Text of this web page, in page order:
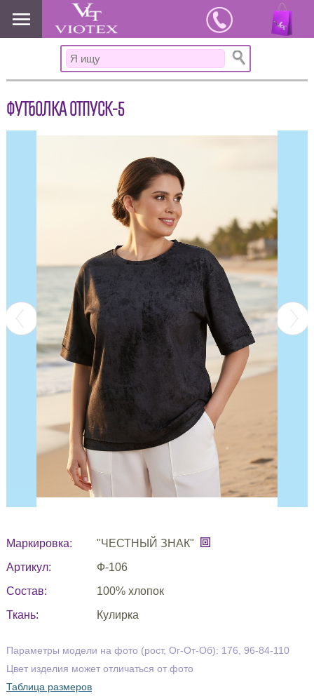
www.viotex37.ru
ФУТБОЛКА ОТПУСК-5
Маркировка:
"ЧЕСТНЫЙ ЗНАК"
Артикул:
Ф-106
Состав:
100% хлопок
Ткань:
Кулирка
Параметры модели на фото (рост, Ог-От-Об): 176, 96-84-110
Цвет изделия может отличаться от фото
Таблица размеров